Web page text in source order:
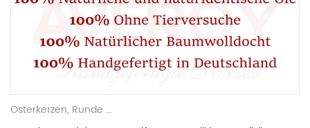
Osterkerzen, Runde Kerzen